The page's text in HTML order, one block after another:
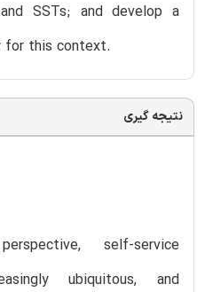
SSTs; and develop a
for this context.
نتیجه گیری
self-service
ubiquitous, and